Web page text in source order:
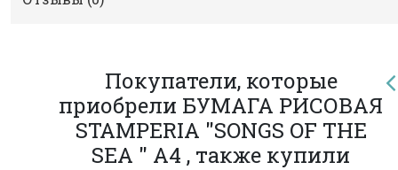
Покупатели, которые
приобрели БУМАГА РИСОВАЯ
STAMPERIA "SONGS OF THE
SEA " А4 , также купили